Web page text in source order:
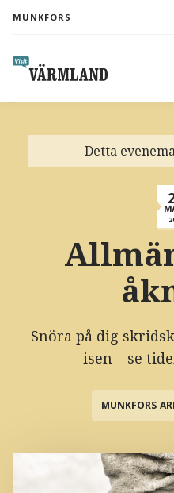
content
MUNKFORS
Detta
Snöra på dig
isen – se
MUNKFORS